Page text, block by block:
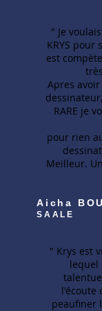
" Je
KRYS pour
est
Apres
RARE je
pour rien
Meilleur.
Aicha
SAALE
" Krys est
lequel
l'écoute
peaufiner